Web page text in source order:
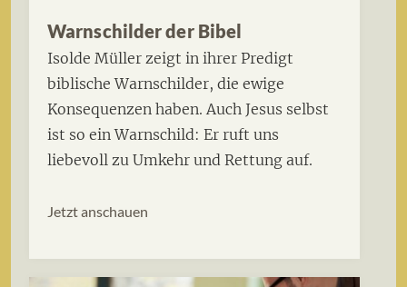
Warnschilder der Bibel
Isolde Müller zeigt in ihrer Predigt
biblische Warnschilder, die ewige
Konsequenzen haben. Auch Jesus selbst
ist so ein Warnschild: Er ruft uns
liebevoll zu Umkehr und Rettung auf.
Jetzt anschauen